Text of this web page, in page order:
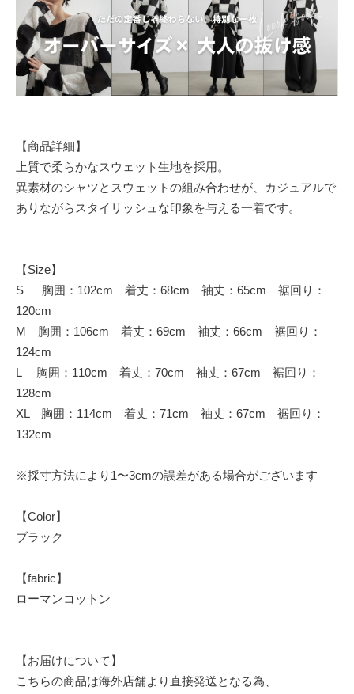
【商品詳細】
上質で柔らかなスウェット生地を採用。
異素材のシャツとスウェットの組み合わせが、カジュアルで
ありながらスタイリッシュな印象を与える一着です。
【Size】
S 胸囲：102cm 着丈：68cm 袖丈：65cm 裾回り：
120cm
M 胸囲：106cm 着丈：69cm 袖丈：66cm 裾回り：
124cm
L 胸囲：110cm 着丈：70cm 袖丈：67cm 裾回り：
128cm
XL 胸囲：114cm 着丈：71cm 袖丈：67cm 裾回り：
132cm
※採寸方法により1〜3cmの誤差がある場合がございます
【Color】
ブラック
【fabric】
ローマンコットン
【お届けについて】
こちらの商品は海外店舗より直接発送となる為、